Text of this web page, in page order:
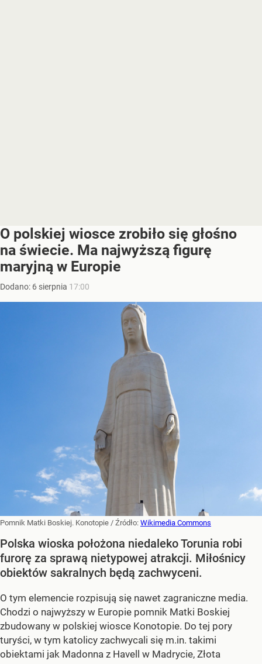
O polskiej wiosce zrobiło się głośno
na świecie. Ma najwyższą figurę
maryjną w Europie
Dodano: 6 sierpnia 17:00
Pomnik Matki Boskiej. Konotopie / Źródło: Wikimedia Commons
Polska wioska położona niedaleko Torunia robi
furorę za sprawą nietypowej atrakcji. Miłośnicy
obiektów sakralnych będą zachwyceni.
O tym elemencie rozpisują się nawet zagraniczne media.
Chodzi o najwyższy w Europie pomnik Matki Boskiej
zbudowany w polskiej wiosce Konotopie. Do tej pory
turyści, w tym katolicy zachwycali się m.in. takimi
obiektami jak Madonna z Havell w Madrycie, Złota